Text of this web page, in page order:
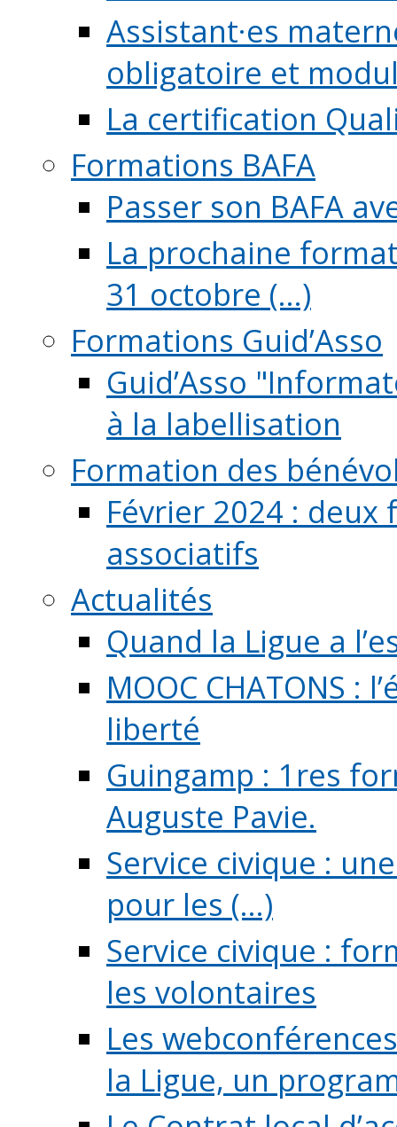
Assistant·es
obligatoire et
La certification
Formations BAFA
Passer son BAFA
La prochaine
31 octobre (...)
Formations Guid’Asso
Guid’Asso
à la labellisation
Formation des
Février 2024 :
associatifs
Actualités
Quand la Ligue a
MOOC CHATONS
liberté
Guingamp : 1res
Auguste Pavie.
Service civique :
pour les (...)
Service civique :
les volontaires
Les
la Ligue, un